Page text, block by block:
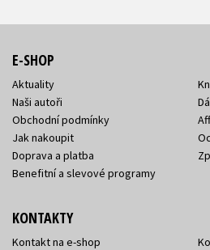
E-SHOP
Aktuality
Naši autoři
Obchodní podmínky
Jak nakoupit
Doprava a platba
Benefitní a slevové programy
KONTAKTY
Kontakt na e-shop